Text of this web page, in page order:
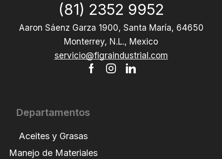
(81) 2352 9952
Aaron Sáenz Garza 1900, Santa María, 64650
Monterrey, N.L., Mexico
servicio@figraindustrial.com
Departamentos
Aceites y Grasas
Manejo de Materiales